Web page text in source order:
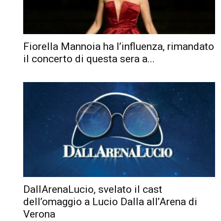
Fiorella Mannoia ha l’influenza, rimandato
il concerto di questa sera a...
DallArenaLucio, svelato il cast
dell’omaggio a Lucio Dalla all’Arena di
Verona